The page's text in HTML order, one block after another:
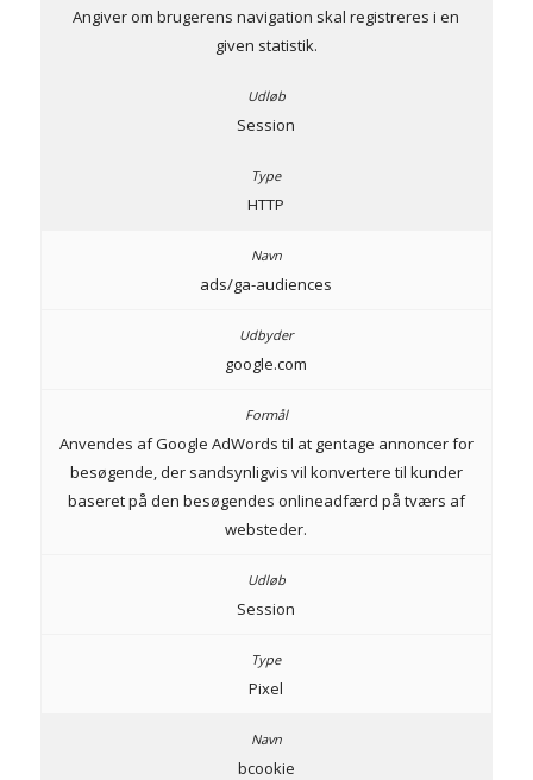
Angiver om brugerens navigation skal registreres i en
given statistik.
Session
HTTP
ads/ga-audiences
google.com
Anvendes af Google AdWords til at gentage annoncer for
besøgende, der sandsynligvis vil konvertere til kunder
baseret på den besøgendes onlineadfærd på tværs af
websteder.
Session
Pixel
bcookie